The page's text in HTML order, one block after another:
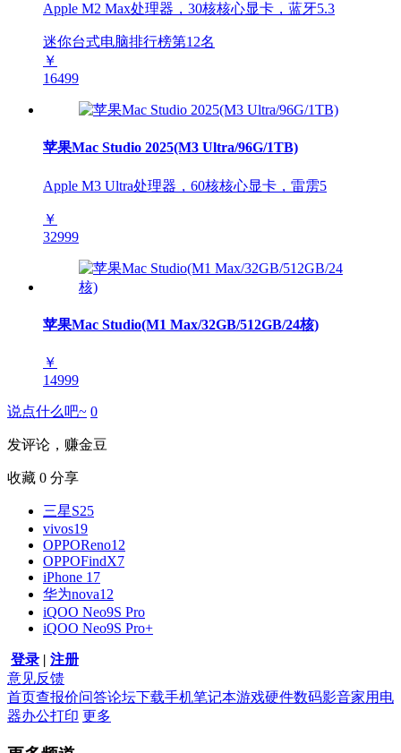
Apple M2 Max处理器，30核核心显卡，蓝牙5.3
迷你台式电脑排行榜第12名
￥
16499
苹果Mac Studio 2025(M3 Ultra/96G/1TB)
Apple M3 Ultra处理器，60核核心显卡，雷雳5
￥
32999
苹果Mac Studio(M1 Max/32GB/512GB/24核)
￥
14999
说点什么吧~ 0
发评论，赚金豆
收藏 0 分享
三星S25
vivos19
OPPOReno12
OPPOFindX7
iPhone 17
华为nova12
iQOO Neo9S Pro
iQOO Neo9S Pro+
登录 | 注册
意见反馈
首页查报价问答论坛下载手机笔记本游戏硬件数码影音家用电
器办公打印 更多